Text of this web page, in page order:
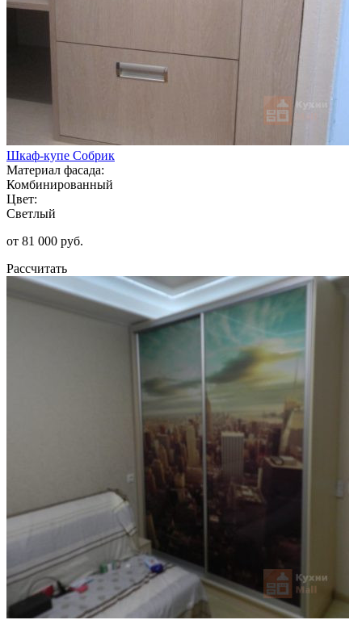
Шкаф-купе Собрик
Материал фасада:
Комбинированный
Цвет:
Светлый
от 81 000 руб.
Рассчитать